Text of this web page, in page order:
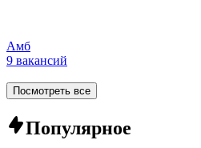
Амб
9 вакансий
Посмотреть все
Популярное